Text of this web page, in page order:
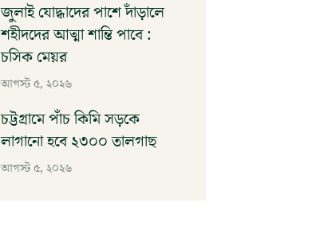
জুলাই যোদ্ধাদের পাশে দাঁড়ালে
শহীদদের আত্মা শান্তি পাবে :
চসিক মেয়র
আগস্ট ৫, ২০২৬
চট্টগ্রামে পাঁচ কিমি সড়কে
লাগানো হবে ২৩০০ তালগাছ
আগস্ট ৫, ২০২৬